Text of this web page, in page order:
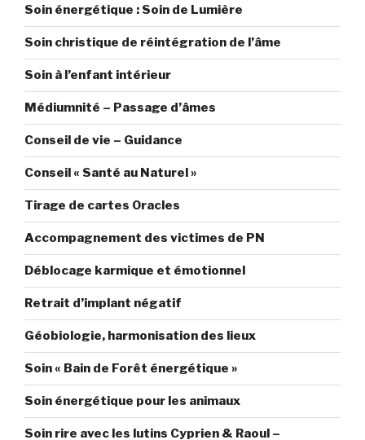
Soin énergétique : Soin de Lumière
Soin christique de réintégration de l’âme
Soin à l’enfant intérieur
Médiumnité – Passage d’âmes
Conseil de vie – Guidance
Conseil « Santé au Naturel »
Tirage de cartes Oracles
Accompagnement des victimes de PN
Déblocage karmique et émotionnel
Retrait d’implant négatif
Géobiologie, harmonisation des lieux
Soin « Bain de Forêt énergétique »
Soin énergétique pour les animaux
Soin rire avec les lutins Cyprien & Raoul –